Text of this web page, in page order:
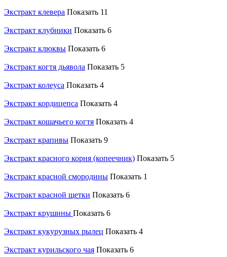
Экстракт клевера Показать 11
Экстракт клубники Показать 6
Экстракт клюквы Показать 6
Экстракт когтя дьявола Показать 5
Экстракт колеуса Показать 4
Экстракт кордицепса Показать 4
Экстракт кошачьего когтя Показать 4
Экстракт крапивы Показать 9
Экстракт красного корня (копеечник) Показать 5
Экстракт красной смородины Показать 1
Экстракт красной щетки Показать 6
Экстракт крушины Показать 6
Экстракт кукурузных рылец Показать 4
Экстракт курильского чая Показать 6